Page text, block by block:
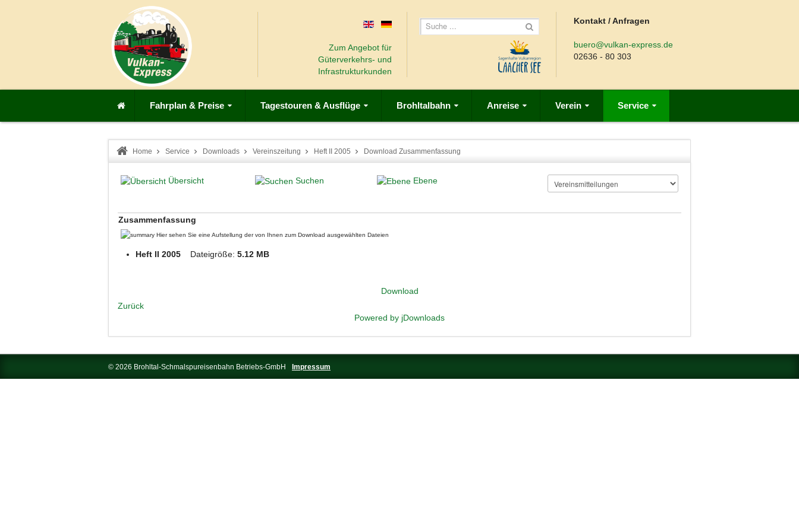
Zum Angebot für
Güterverkehrs- und
Infrastrukturkunden
Kontakt / Anfragen
buero@vulkan-express.de
02636 - 80 303
Fahrplan & Preise Tagestouren & Ausflüge Brohltalbahn Anreise Verein Service
Home Service Downloads Vereinszeitung Heft II 2005 Download Zusammenfassung
Übersicht Suchen Ebene
Zusammenfassung
Hier sehen Sie eine Aufstellung der von Ihnen zum Download ausgewählten Dateien
Heft II 2005 Dateigröße: 5.12 MB
Download
Zurück
Powered by jDownloads
© 2026 Brohltal-Schmalspureisenbahn Betriebs-GmbH Impressum